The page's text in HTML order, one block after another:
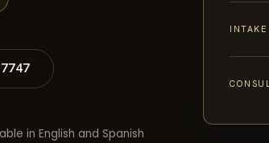
in English and Spanish
INTAKE